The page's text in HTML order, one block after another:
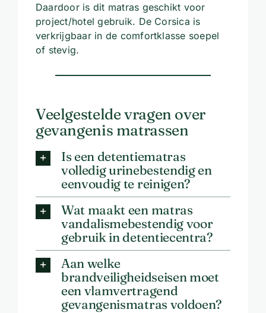
Daardoor is dit matras geschikt voor
project/hotel gebruik. De Corsica is
verkrijgbaar in de comfortklasse soepel
of stevig.
Veelgestelde vragen over
gevangenis matrassen
Is een detentiematras
volledig urinebestendig en
eenvoudig te reinigen?
Wat maakt een matras
vandalismebestendig voor
gebruik in detentiecentra?
Aan welke
brandveiligheidseisen moet
een vlamvertragend
gevangenismatras voldoen?